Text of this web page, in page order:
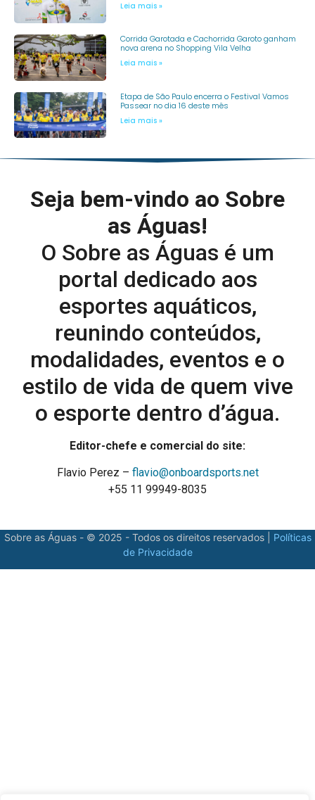
Leia mais »
Corrida Garotada e Cachorrida Garoto ganham
nova arena no Shopping Vila Velha
Leia mais »
Etapa de São Paulo encerra o Festival Vamos
Passear no dia 16 deste mês
Leia mais »
Seja bem-vindo ao Sobre
as Águas!
O Sobre as Águas é um
portal dedicado aos
esportes aquáticos,
reunindo conteúdos,
modalidades, eventos e o
estilo de vida de quem vive
o esporte dentro d’água.
Editor-chefe e comercial do site:
Flavio Perez – flavio@onboardsports.net
+55 11 99949-8035
Sobre as Águas - © 2025 - Todos os direitos reservados | Políticas
de Privacidade